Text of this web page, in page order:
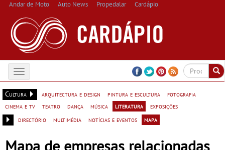
Andar de Moto Auto News Propedalar Cardápio
Toggle
navigation
Cultura
arquitectura e design pintura e escultura
fotografia
cinema e tv
teatro dança música literatura
exposições
directório
multimédia notícias e eventos mapa
Mapa de empresas relacionadas